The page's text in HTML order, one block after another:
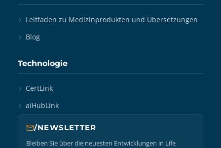
Leitfaden zu Medizinprodukten und Übersetzungen
Blog
Technologie
CertLink
aiHubLink
/NEWSLETTER
Bleiben Sie über die neuesten Entwicklungen in Life